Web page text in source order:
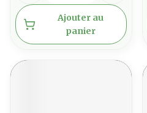
Ajouter au
panier